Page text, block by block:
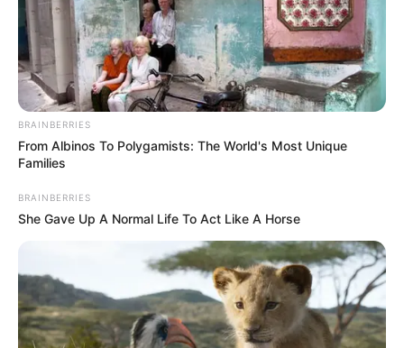
Без рубрики
Гарячi
Культура
Нам пишуть
Партнерські матеріали
Політика
Спорт
BRAINBERRIES
From Albinos To Polygamists: The World's Most Unique
Families
BRAINBERRIES
She Gave Up A Normal Life To Act Like A Horse